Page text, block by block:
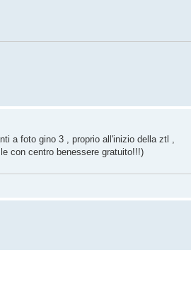
a foto gino 3 , proprio all'inizio della ztl ,
con centro benessere gratuito!!!)